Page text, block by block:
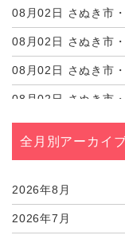
08月02日 さぬき市
08月02日 さぬき市
08月02日 さぬき市
08月02日 さぬき市
08月02日さぬき市
全月別アーカイ
2026年8月
2026年7月